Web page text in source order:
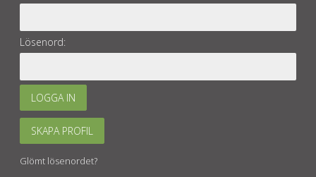
Lösenord:
LOGGA IN
SKAPA PROFIL
Glömt lösenordet?